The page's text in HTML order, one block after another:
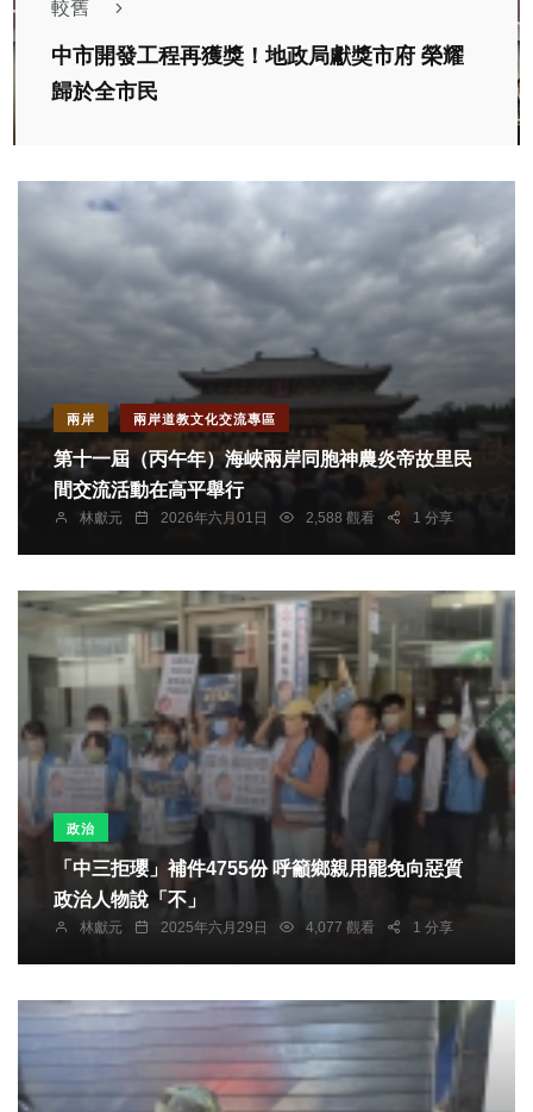
較舊
中市開發工程再獲獎！地政局獻獎市府 榮耀
歸於全市民
兩岸 兩岸道教文化交流專區
第十一屆（丙午年）海峽兩岸同胞神農炎帝故里民
間交流活動在高平舉行
林獻元 2026年六月01日 2,588 觀看 1 分享
政治
「中三拒瓔」補件4755份 呼籲鄉親用罷免向惡質
政治人物說「不」
林獻元 2025年六月29日 4,077 觀看 1 分享